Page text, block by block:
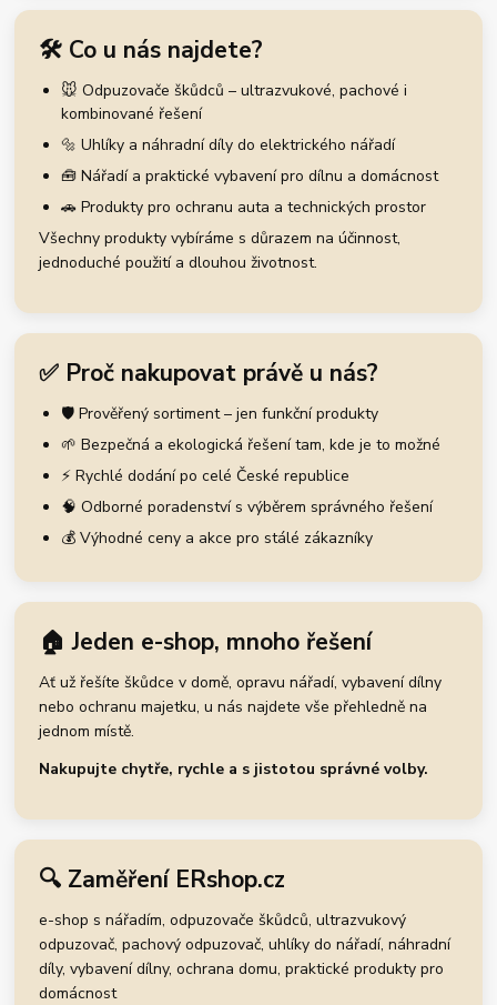
🛠️ Co u nás najdete?
🐭 Odpuzovače škůdců – ultrazvukové, pachové i
kombinované řešení
🔩 Uhlíky a náhradní díly do elektrického nářadí
🧰 Nářadí a praktické vybavení pro dílnu a domácnost
🚗 Produkty pro ochranu auta a technických prostor
Všechny produkty vybíráme s důrazem na účinnost,
jednoduché použití a dlouhou životnost.
✅ Proč nakupovat právě u nás?
🛡️ Prověřený sortiment – jen funkční produkty
🌱 Bezpečná a ekologická řešení tam, kde je to možné
⚡ Rychlé dodání po celé České republice
🧠 Odborné poradenství s výběrem správného řešení
💰 Výhodné ceny a akce pro stálé zákazníky
🏠 Jeden e-shop, mnoho řešení
Ať už řešíte škůdce v domě, opravu nářadí, vybavení dílny
nebo ochranu majetku, u nás najdete vše přehledně na
jednom místě.
Nakupujte chytře, rychle a s jistotou správné volby.
🔍 Zaměření ERshop.cz
e-shop s nářadím, odpuzovače škůdců, ultrazvukový
odpuzovač, pachový odpuzovač, uhlíky do nářadí, náhradní
díly, vybavení dílny, ochrana domu, praktické produkty pro
domácnost